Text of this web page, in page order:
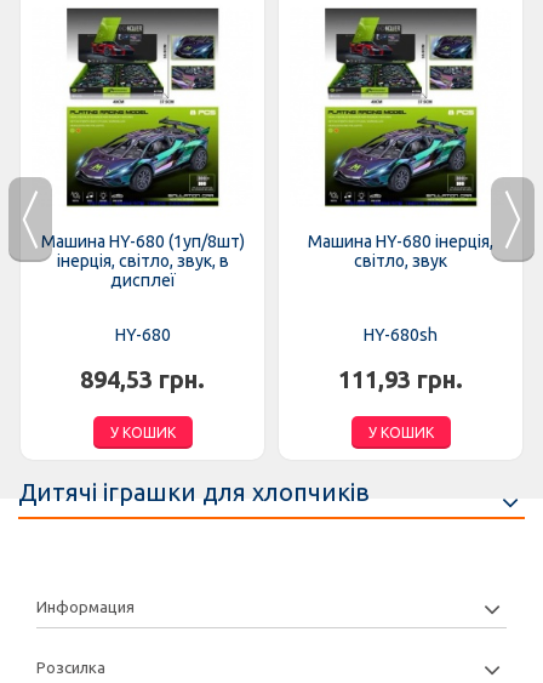
Машина HY-680 (1уп/8шт)
інерція, світло, звук, в
дисплеї
HY-680
894,53 грн.
У КОШИК
Машина HY-680 інерція,
світло, звук
HY-680sh
111,93 грн.
У КОШИК
Дитячі іграшки для хлопчиків
Информация
Розсилка